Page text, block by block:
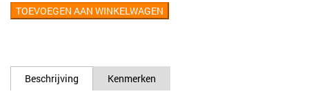
TOEVOEGEN AAN WINKELWAGEN
Beschrijving Kenmerken